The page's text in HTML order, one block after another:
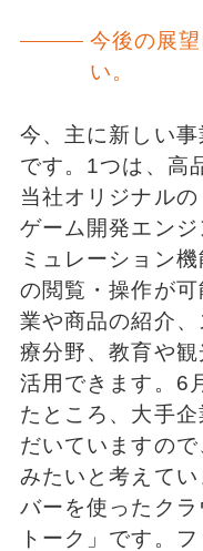
今後の展
い。
今、主に新しい
です。1つは、高
当社オリジナル
ゲーム開発エン
ミュレーション
の閲覧・操作が
業や商品の紹介
療分野、教育や
活用できます。6
たところ、大手
だいていますの
みたいと考えて
バーを使ったク
トーク」です。